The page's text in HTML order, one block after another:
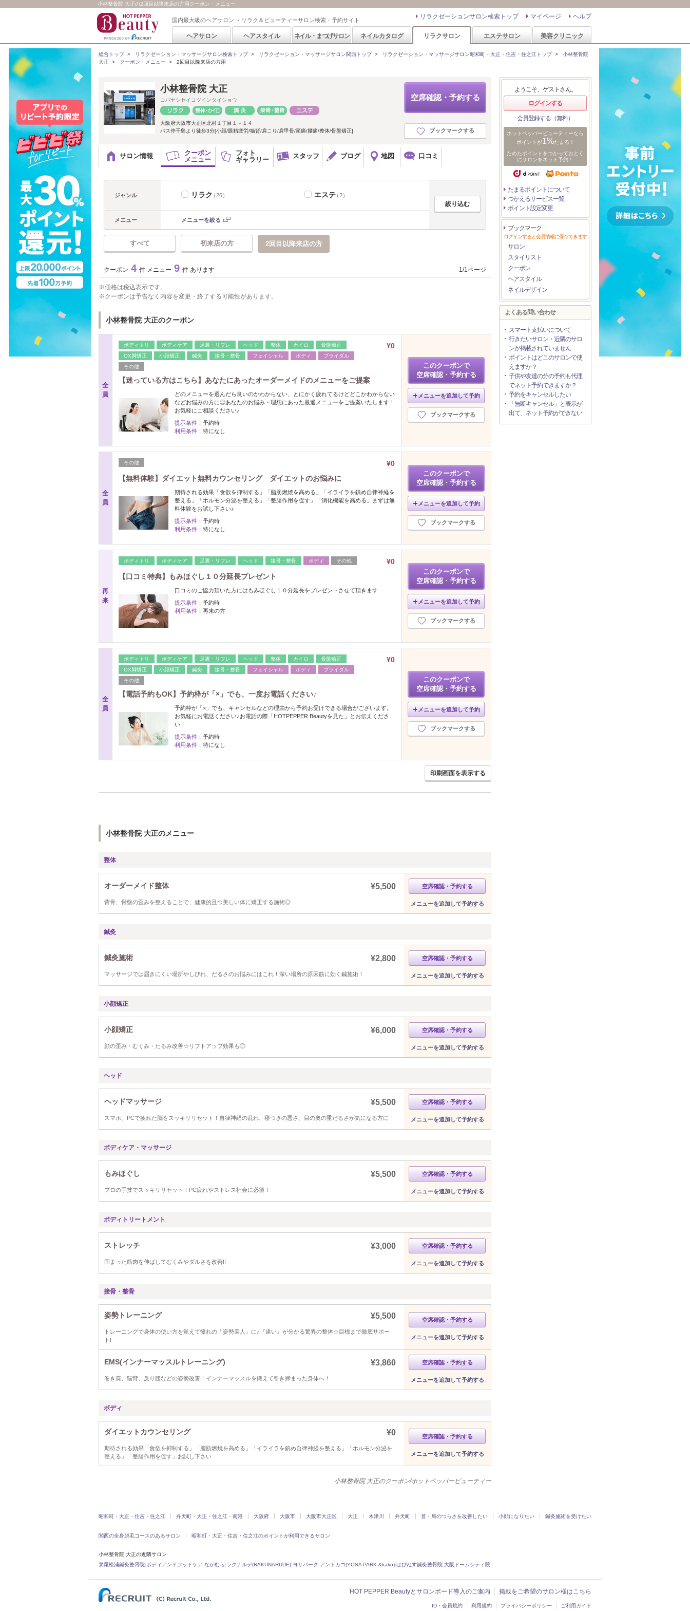
小林整骨院 大正の2回目以降来店の方用クーポン・メニュー
国内最大級のヘアサロン ・リラク＆ビューティーサロン検索・予約サイト ヘルプ
マイページ
リラクゼーションサロン検索トップ
ヘアサロン ヘアスタイル ネイル・まつげサロン ネイルカタログ リラクサロン エステサロン 美容クリニック
総合トップ> リラクゼーション・マッサージサロン検索トップ> リラクゼーション・マッサージサロン関西トップ> リラクゼーション・マッサージサロン昭和町・大正・住吉・住之江トップ> 小林整骨院
大正 > クーポン・メニュー > 2回目以降来店の方用
空席確認・予約する
ブックマークする
小林整骨院 大正
コバヤシセイコツインタイショウ
大阪府大阪市大正区北村１丁目１－１４
バス停千島より徒歩3分[小顔/眼精疲労/猫背/肩こり/肩甲骨/頭痛/腰痛/整体/骨盤矯正]
サロン情報
クーポン
メニュー
フォト
ギャラリー
スタッフ ブログ 地図 口コミ
ジャンル リラク（26） エステ（2）
メニュー メニューを絞る
すべて 初来店の方 2回目以降来店の方
クーポン 4 件 メニュー 9 件 あります 1/1ページ
価格は税込表示です。
クーポンは予告なく内容を変更・終了する可能性があります。
小林整骨院 大正のクーポン
全
員
ボディトリ ボディケア 足裏・リフレ ヘッド 整体 カイロ
骨盤矯正
OX脚矯正
小顔矯正 鍼灸 接骨・整骨 フェイシャル ボディ
ブライダル
その他
¥0
【迷っている方はこちら】あなたにあったオーダーメイドのメニューをご提案
どのメニューを選んだら良いのかわからない、とにかく疲れてるけどどこかわからない
などお悩みの方に◎あなたのお悩み・理想にあった最適メニューをご提案いたします！
お気軽にご相談ください♪
提示条件： 予約時
利用条件： 特になし
このクーポンで
空席確認・予約する
メニューを追加して予約
ブックマークする
全
員
その他
¥0
【無料体験】ダイエット無料カウンセリング ダイエットのお悩みに
期待される効果「食欲を抑制する」「脂肪燃焼を高める」「イライラを鎮め自律神経を
整える」「ホルモン分泌を整える」「整腸作用を促す」「消化機能を高める」まずは無
料体験をお試し下さい♪
提示条件： 予約時
利用条件： 特になし
このクーポンで
空席確認・予約する
メニューを追加して予約
ブックマークする
再
来
ボディトリ ボディケア 足裏・リフレ ヘッド 接骨・整骨 ボディ その他
¥0
【口コミ特典】もみほぐし１０分延長プレゼント
口コミのご協力頂いた方にはもみほぐし１０分延長をプレゼントさせて頂きます
提示条件： 予約時
利用条件： 再来の方
このクーポンで
空席確認・予約する
メニューを追加して予約
ブックマークする
全
員
ボディトリ ボディケア 足裏・リフレ ヘッド 整体 カイロ
骨盤矯正
OX脚矯正
小顔矯正 鍼灸 接骨・整骨 フェイシャル ボディ
ブライダル
その他
¥0
【電話予約もOK】予約枠が「×」でも、一度お電話ください♪
予約枠が「×」でも、キャンセルなどの理由から予約お受けできる場合がございます。
お気軽にお電話ください♪お電話の際「HOTPEPPER Beautyを見た」とお伝えくださ
い！
提示条件： 予約時
利用条件： 特になし
このクーポンで
空席確認・予約する
メニューを追加して予約
ブックマークする
印刷画面を表示する
小林整骨院 大正のメニュー
整体
オーダーメイド整体 ¥5,500
背骨、骨盤の歪みを整えることで、健康的且つ美しい体に矯正する施術◎
空席確認・予約する
メニューを追加して予約する
鍼灸
鍼灸施術 ¥2,800
マッサージでは届きにくい場所やしびれ、だるさのお悩みにはこれ！深い場所の原因筋に効く鍼施術！
空席確認・予約する
メニューを追加して予約する
小顔矯正
小顔矯正 ¥6,000
顔の歪み・むくみ・たるみ改善☆リフトアップ効果も◎
空席確認・予約する
メニューを追加して予約する
ヘッド
ヘッドマッサージ ¥5,500
スマホ、PCで疲れた脳をスッキリリセット！自律神経の乱れ、寝つきの悪さ、目の奥の重だるさが気になる方に
空席確認・予約する
メニューを追加して予約する
ボディケア・マッサージ
もみほぐし ¥5,500
プロの手技でスッキリリセット！PC疲れやストレス社会に必須！
空席確認・予約する
メニューを追加して予約する
ボディトリートメント
ストレッチ ¥3,000
固まった筋肉を伸ばしてむくみやダルさを改善!!
空席確認・予約する
メニューを追加して予約する
接骨・整骨
姿勢トレーニング ¥5,500
トレーニングで身体の使い方を覚えて憧れの「姿勢美人」に♪『違い』が分かる驚異の整体☆目標まで徹底サポー
ト!
空席確認・予約する
メニューを追加して予約する
EMS(インナーマッスルトレーニング) ¥3,860
巻き肩、猫背、反り腰などの姿勢改善！インナーマッスルを鍛えて引き締まった身体へ！
空席確認・予約する
メニューを追加して予約する
ボディ
ダイエットカウンセリング ¥0
期待される効果「食欲を抑制する」「脂肪燃焼を高める」「イライラを鎮め自律神経を整える」「ホルモン分泌を
整える」「整腸作用を促す」お試し下さい
空席確認・予約する
メニューを追加して予約する
小林整骨院 大正のクーポン/ホットペッパービューティー
ようこそ、ゲストさん。
ログインする
会員登録する（無料）
ホットペッパービューティーなら
ポイントが1%たまる！
ためたポイントをつかっておとく
にサロンをネット予約！
たまるポイントについて
つかえるサービス一覧
ポイント設定変更
ブックマーク
ログインすると会員情報に保存できます
サロン
スタイリスト
クーポン
ヘアスタイル
ネイルデザイン
よくある問い合わせ
スマート支払いについて
行きたいサロン・近隣のサロ
ンが掲載されていません
ポイントはどこのサロンで使
えますか？
子供や友達の分の予約も代理
でネット予約できますか？
予約をキャンセルしたい
「無断キャンセル」と表示が
出て、ネット予約ができない
昭和町・大正・住吉・住之江 弁天町・大正・住之江・南港 大阪府 大阪市 大阪市大正区 大正 木津川 弁天町 首・肩のつらさを改善したい 小顔になりたい 鍼灸施術を受けたい
関西の全身脱毛コースのあるサロン 昭和町・大正・住吉・住之江のポイントが利用できるサロン
小林整骨院 大正の近隣サロン
泉尾松浦鍼灸整骨院|ボディアンドフットケア なかむら|ラクナルデ(RAKUNARUDE)|ヨサパーク アンドカコ(YOSA PARK &kako)|はぴねす鍼灸整骨院 大阪ドームシティ院
HOT PEPPER Beautyとサロンボード導入のご案内 掲載をご希望のサロン様はこちら
ID・会員規約 利用規約 プライバシーポリシー ご利用ガイド